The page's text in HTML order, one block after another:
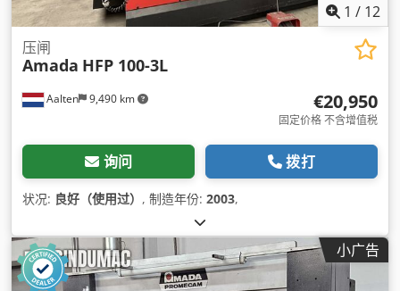
1 / 12
Aalten 9,490 km
压闸
Amada HFP 100-3L
€20,950
固定价格 不含增值税
询问 拨打
状况: 良好（使用过） , 制造年份: 2003,
小广告